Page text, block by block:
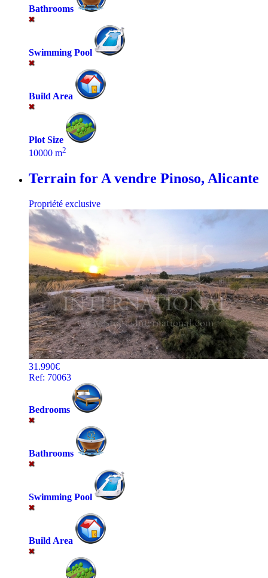
Bathrooms
Swimming Pool
Build Area
Plot Size
10000 m2
Terrain for A vendre Pinoso, Alicante
Propriété exclusive
31.990€
Ref: 70063
Bedrooms
Bathrooms
Swimming Pool
Build Area